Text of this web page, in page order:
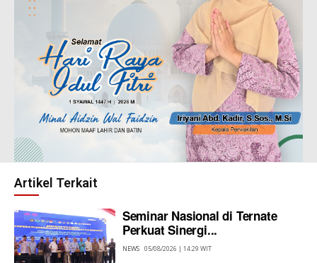
Artikel Terkait
Seminar Nasional di Ternate
Perkuat Sinergi...
NEWS 05/08/2026 | 14:29 WIT